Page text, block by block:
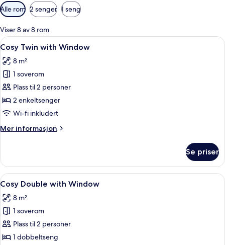
Tilgjengelige
filtre
for
rom
Alle rom 2 senger 1 seng
Viser 8 av 8 rom
Åpne
alle
bildene
av
Cosy
Twin
with
Cosy Twin with Window | Safe på
6
Cosy Twin with Window
8 m²
1 soverom
Plass til 2 personer
2 enkeltsenger
Wi-fi inkludert
Mer informasjon
Mer
Twin
with
Window
Se priser
Åpne
alle
bildene
av
Cosy
Double
Cosy Double with Window | Safe
8
Cosy Double with Window
8 m²
1 soverom
Plass til 2 personer
1 dobbeltseng